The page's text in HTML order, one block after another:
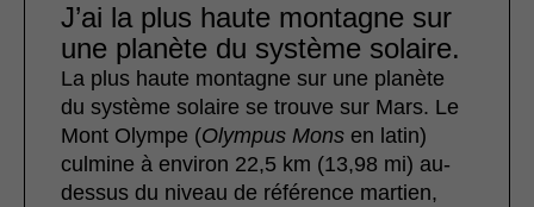
J’ai la plus haute montagne sur
une planète du système solaire.
La plus haute montagne sur une planète
du système solaire se trouve sur Mars. Le
Mont Olympe (Olympus Mons en latin)
culmine à environ 22,5 km (13,98 mi) au-
dessus du niveau de référence martien,